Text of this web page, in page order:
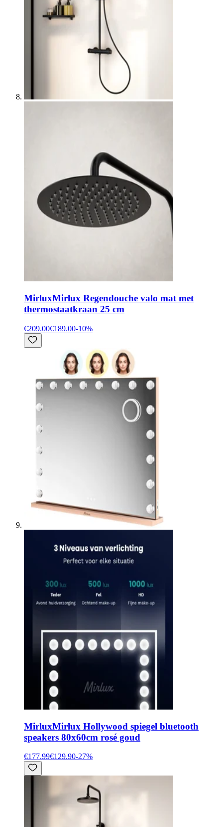
MirluxMirlux Regendouche valo mat met
thermostaatkraan 25 cm
€209.00€189.00-10%
MirluxMirlux Hollywood spiegel bluetooth
speakers 80x60cm rosé goud
€177.99€129.90-27%